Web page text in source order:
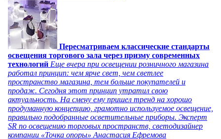
Пересматриваем классические стандарты
освещения торгового зала через призму современных
технологий Еще вчера при освещении розничного магазина
работал принцип: чем ярче свет, чем светлее
пространство магазина, тем больше покупателей и
продаж. Сегодня этот принцип утратил свою
актуальность. На смену ему пришел тренд на хорошо
продуманную концепцию, грамотно используемое освещение,
правильно подобранные осветительные приборы. Эксперт
SR по освещению торговых пространств, светодизайнер
компании «Точка опоры» Анастасия Ефремова